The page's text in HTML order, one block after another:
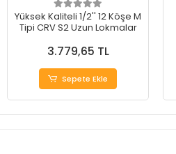
Yüksek Kaliteli 1/2'' 12 Köşe M
Tipi CRV S2 Uzun Lokmalar
3.779,65 TL
Sepete Ekle